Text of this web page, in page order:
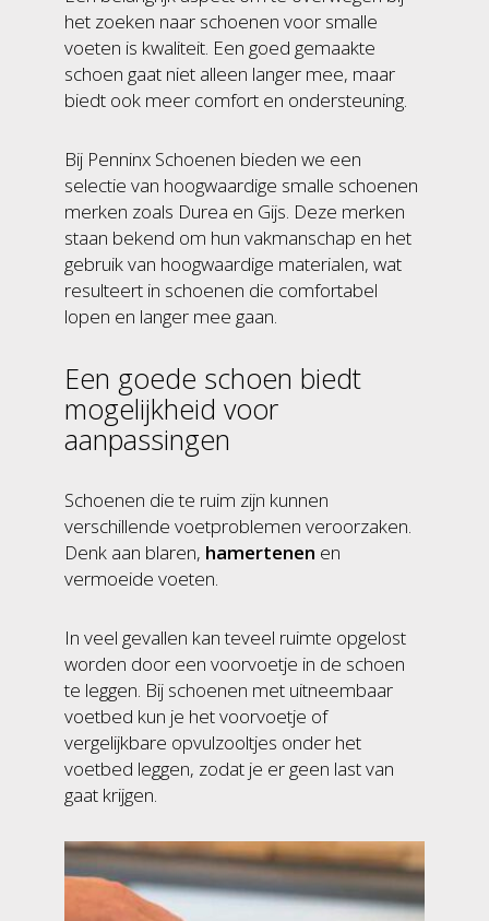
het zoeken naar schoenen voor smalle
voeten is kwaliteit. Een goed gemaakte
schoen gaat niet alleen langer mee, maar
biedt ook meer comfort en ondersteuning.
Bij Penninx Schoenen bieden we een
selectie van hoogwaardige smalle schoenen
merken zoals Durea en Gijs. Deze merken
staan bekend om hun vakmanschap en het
gebruik van hoogwaardige materialen, wat
resulteert in schoenen die comfortabel
lopen en langer mee gaan.
Een goede schoen biedt
mogelijkheid voor
aanpassingen
Schoenen die te ruim zijn kunnen
verschillende voetproblemen veroorzaken.
Denk aan blaren, hamertenen en
vermoeide voeten.
In veel gevallen kan teveel ruimte opgelost
worden door een voorvoetje in de schoen
te leggen. Bij schoenen met uitneembaar
voetbed kun je het voorvoetje of
vergelijkbare opvulzooltjes onder het
voetbed leggen, zodat je er geen last van
gaat krijgen.